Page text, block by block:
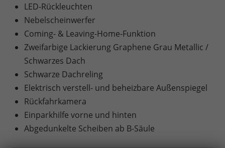
LED-Rückleuchten
Nebelscheinwerfer
Coming- & Leaving-Home-Funktion
Zweifarbige Lackierung Graphene Grau Metallic /
Schwarzes Dach
Schwarze Dachreling
Elektrisch verstell- und beheizbare Außenspiegel
Rückfahrkamera
Einparkhilfe vorne und hinten
Abgedunkelte Scheiben ab B-Säule